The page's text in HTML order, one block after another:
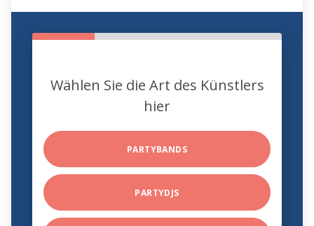
Wählen Sie die Art des Künstlers
hier
PARTYBANDS
PARTYDJS